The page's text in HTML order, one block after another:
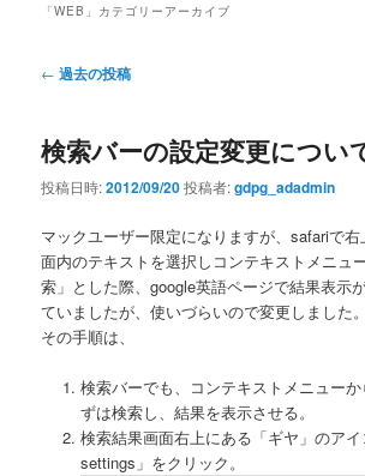
「WEB 」カテゴリーアーカイブ
投
ビ
ゲ
ー
ョ
ン
← 過去の投稿
検索バーの設定変更につい
投稿日時:2012/09/20投稿者:gdpg_adadmin
マックユーザー限定になりますが、safariで
面内のテキストを選択しコンテキストメニュ
索」とした際、google英語ページで結果表示
ていましたが、使いづらいので変更しました。
その手順は、
検索バーでも、コンテキストメニュー
ずは検索し、結果を表示させる。
検索結果画面右上にある「ギヤ」のア
settings」をクリック。